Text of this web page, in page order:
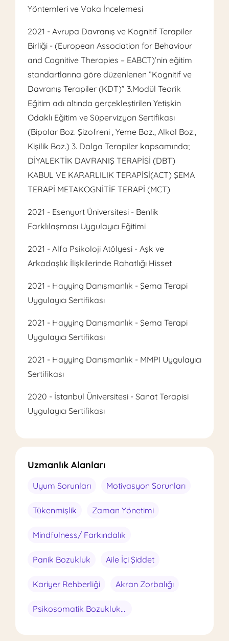
Yöntemleri ve Vaka İncelemesi
2021 - Avrupa Davranış ve Kognitif Terapiler
Birliği - (European Association for Behaviour
and Cognitive Therapies – EABCT)’nin eğitim
standartlarına göre düzenlenen ”Kognitif ve
Davranış Terapiler (KDT)” 3.Modül Teorik
Eğitim adı altında gerçekleştirilen Yetişkin
Odaklı Eğitim ve Süpervizyon Sertifikası
(Bipolar Boz. Şizofreni , Yeme Boz., Alkol Boz.,
Kişilik Boz.) 3. Dalga Terapiler kapsamında;
DİYALEKTİK DAVRANIŞ TERAPİSİ (DBT)
KABUL VE KARARLILIK TERAPİSİ(ACT) ŞEMA
TERAPİ METAKOGNİTİF TERAPİ (MCT)
2021 - Esenyurt Üniversitesi - Benlik
Farklılaşması Uygulayıcı Eğitimi
2021 - Alfa Psikoloji Atölyesi - Aşk ve
Arkadaşlık İlişkilerinde Rahatlığı Hisset
2021 - Hayying Danışmanlık - Şema Terapi
Uygulayıcı Sertifikası
2021 - Hayying Danışmanlık - Şema Terapi
Uygulayıcı Sertifikası
2021 - Hayying Danışmanlık - MMPI Uygulayıcı
Sertifikası
2020 - İstanbul Üniversitesi - Sanat Terapisi
Uygulayıcı Sertifikası
Uzmanlık Alanları
Uyum Sorunları Motivasyon Sorunları
Tükenmişlik Zaman Yönetimi
Mindfulness/ Farkındalık
Panik Bozukluk Aile İçi Şiddet
Kariyer Rehberliği Akran Zorbalığı
Psikosomatik Bozukluklar